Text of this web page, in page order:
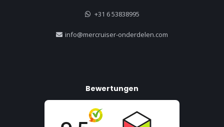
+31 6 53838995
info@mercruiser-onderdelen.com
Bewertungen